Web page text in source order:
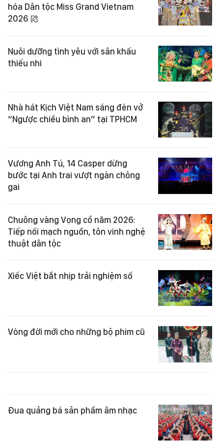
hóa Dân tộc Miss Grand Vietnam
2026
Nuôi dưỡng tình yêu với sân khấu
thiếu nhi
Nhà hát Kịch Việt Nam sáng đèn vở
“Ngược chiều bình an” tại TPHCM
Vương Anh Tú, 14 Casper dừng
bước tại Anh trai vượt ngàn chông
gai
Chuông vàng Vọng cổ năm 2026:
Tiếp nối mạch nguồn, tôn vinh nghệ
thuật dân tộc
Xiếc Việt bắt nhịp trải nghiệm số
Vòng đời mới cho những bộ phim cũ
Đua quảng bá sản phẩm âm nhạc